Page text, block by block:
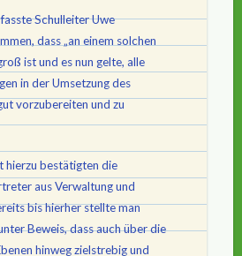
Schulleiter Uwe
dass „an einem solchen
ist und es nun gelte, alle
in der Umsetzung des
vorzubereiten und zu
hierzu bestätigten die
aus Verwaltung und
bis hierher stellte man
Beweis, dass auch über die
hinweg zielstrebig und